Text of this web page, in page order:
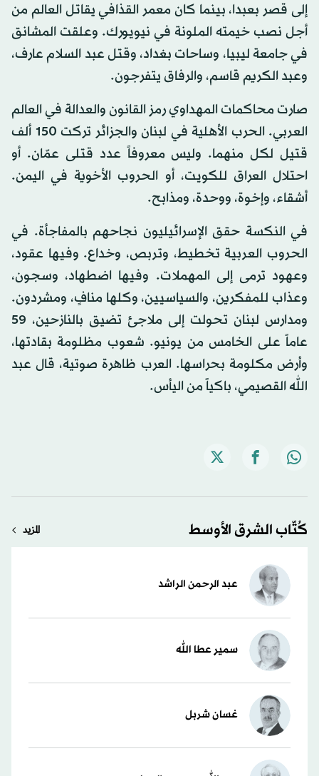
إلى قصر بعبدا، بينما كان معمر القذافي يقاتل العالم من
أجل نصب خيمته الملونة في نيويورك. وعلقت المشانق
في جامعة ليبيا، وساحات بغداد، وقتل عبد السلام عارف،
وعبد الكريم قاسم، والرفاق يتفرجون.
صارت محاكمات المهداوي رمز القانون والعدالة في العالم
العربي. الحرب الأهلية في لبنان والجزائر تركت 150 ألف
قتيل لكل منهما. وليس معروفاً عدد قتلى عمّان. أو
احتلال العراق للكويت، أو الحروب الأخوية في اليمن.
أشقاء، وإخوة، ووحدة، ومذابح.
في النكسة حقق الإسرائيليون نجاحهم بالمفاجأة. في
الحروب العربية تخطيط، وتربص، وخداع. وفيها عقود،
وعهود ترمى إلى المهملات. وفيها اضطهاد، وسجون،
وعذاب للمفكرين، والسياسيين، وكلها منافٍ، ومشردون.
ومدارس لبنان تحولت إلى ملاجئ تضيق بالنازحين، 59
عاماً على الخامس من يونيو. شعوب مظلومة بقادتها،
وأرض مكلومة بحراسها. العرب ظاهرة صوتية، قال عبد
الله القصيمي، باكياً من اليأس.
كُتّاب الشرق الأوسط المزيد
عبد الرحمن الراشد
سمير عطا الله
غسان شربل